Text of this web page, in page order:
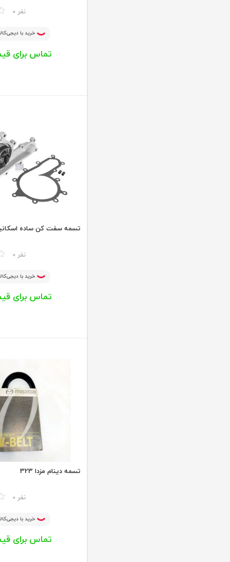
0 نفر
خرید با
تماس برای
تسمه سفت کن ساده اسکانیا
0 نفر
خرید با
تماس برای
تسمه دینام مزدا 323
0 نفر
خرید با
تماس برای